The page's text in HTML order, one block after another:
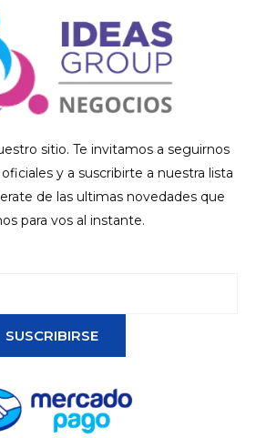
sitio. Te invitamos a seguirnos
y a suscribirte a nuestra lista
de las ultimas novedades que
para vos al instante.
SUSCRIBIRSE